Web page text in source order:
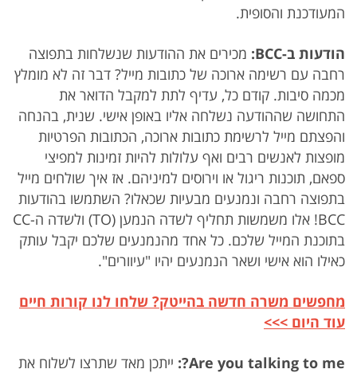
המעודכנת והסופית.
הודעות ב-BCC:
מכירים את ההודעות שנשלחות בתפוצה
רחבה עם רשימה ארוכה של כתובות מייל? דבר זה לא מומלץ
מכמה סיבות. קודם כל, עדיף לתת למקבל הדואר את
התחושה שההודעה נשלחה אליו באופן אישי. שנית, בהנחה
והפצתם מייל לרשימת כתובות ארוכה, הכתובות הפרטיות
מופצות לאנשים רבים ואף עלולות להיות זמינות למפיצי
ספאם, תוכנות ריגול או וירוסים למיניהם. אז איך שולחים מייל
בתפוצה רחבה ונמנעים מבעיות שכאלו? השתמשו בהודעות
BCC! אלו משמשות תחליף לשדה הנמען (TO) ולשדה ה-CC
בתוכנת המייל שלכם. כל אחד מהנמנעים שלכם יקבל עותק
כאילו הוא אישי ושאר הנמנעים יהיו "עיוורים".
מחפשים משרה חדשה בהייטק? שלחו לנו קורות חיים
עוד היום >>>
Are you talking to me?:
ייתכן מאד שתרצו לשלוח את